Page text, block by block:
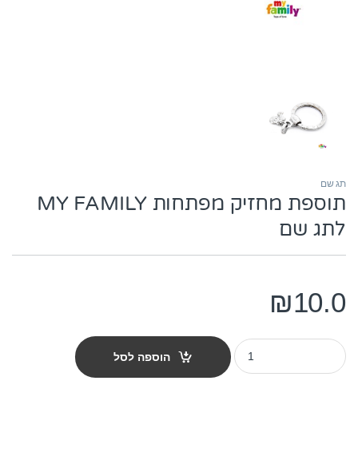
תג שם
תוספת מחזיק מפתחות MY FAMILY
לתג שם
₪10.0
תוספת מחזיק מפתחות MY FAMILY לתג שם quantity
הוספה לסל